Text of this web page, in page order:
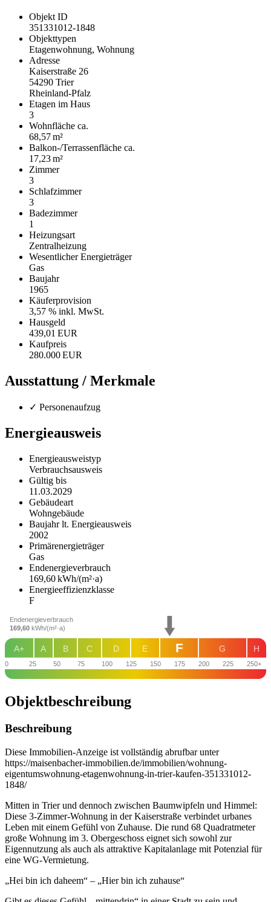
Objekt ID
351331012-1848
Objekttypen
Etagenwohnung, Wohnung
Adresse
Kaiserstraße 26
54290 Trier
Rheinland-Pfalz
Etagen im Haus
3
Wohnfläche ca.
68,57 m²
Balkon-/Terrassen­fläche ca.
17,23 m²
Zimmer
3
Schlafzimmer
3
Badezimmer
1
Heizungsart
Zentralheizung
Wesentlicher Energieträger
Gas
Baujahr
1965
Käufer­provision
3,57 % inkl. MwSt.
Hausgeld
439,01 EUR
Kaufpreis
280.000 EUR
Ausstattung / Merkmale
✓ Personenaufzug
Energieausweis
Energieausweistyp
Verbrauchs­ausweis
Gültig bis
11.03.2029
Gebäudeart
Wohngebäude
Baujahr lt. Energieausweis
2002
Primärenergieträger
Gas
Endenergie­verbrauch
169,60 kWh/(m²·a)
Energie­effizienz­klasse
F
0 25 50 75 100 125 150 175 200 225 250+
H
G
E
D
C
B
A
A+ F
Endenergieverbrauch
169,60 kWh/(m²·a)
Objekt­beschreibung
Beschreibung
Diese Immobilien-Anzeige ist vollständig abrufbar unter
https://maisenbacher-immobilien.de/immobilien/wohnung-
eigentumswohnung-etagenwohnung-in-trier-kaufen-351331012-
1848/
Mitten in Trier und dennoch zwischen Baumwipfeln und Himmel:
Diese 3-Zimmer-Wohnung in der Kaiserstraße verbindet urbanes
Leben mit einem Gefühl von Zuhause. Die rund 68 Quadratmeter
große Wohnung im 3. Obergeschoss eignet sich sowohl zur
Eigennutzung als auch als attraktive Kapitalanlage mit Potenzial für
eine WG-Vermietung.
„Hei bin ich daheem“ – „Hier bin ich zuhause“